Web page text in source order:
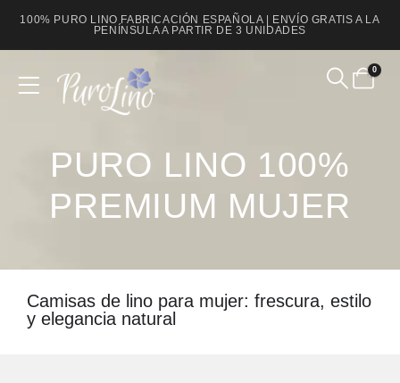
100% PURO LINO FABRICACIÓN ESPAÑOLA | ENVÍO GRATIS A LA
PENÍNSULA A PARTIR DE 3 UNIDADES
0
PURO LINO 100%
PREMIUM MUJER
Camisas de lino para mujer: frescura, estilo
y elegancia natural